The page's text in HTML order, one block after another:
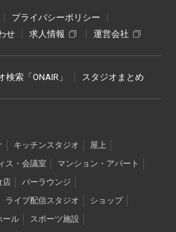
プライバシーポリシー
せ 求人情報 運営会社
索「ONAIR」 スタジオまとめ
キッチンスタジオ
屋上
ス・会議室
マンション・アパート
店
バーラウンジ
ライブ配信スタジオ
ショップ
ール
スポーツ施設